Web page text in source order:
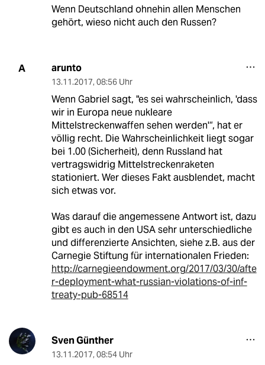
Wenn Deutschland ohnehin allen Menschen
gehört, wieso nicht auch den Russen?
A arunto
13.11.2017, 08:56 Uhr
Wenn Gabriel sagt, "es sei wahrscheinlich, 'dass
wir in Europa neue nukleare
Mittelstreckenwaffen sehen werden'“, hat er
völlig recht. Die Wahrscheinlichkeit liegt sogar
bei 1.00 (Sicherheit), denn Russland hat
vertragswidrig Mittelstreckenraketen
stationiert. Wer dieses Fakt ausblendet, macht
sich etwas vor.
Was darauf die angemessene Antwort ist, dazu
gibt es auch in den USA sehr unterschiedliche
und differenzierte Ansichten, siehe z.B. aus der
Carnegie Stiftung für internationalen Frieden:
http://carnegieendowment.org/2017/03/30/afte
r-deployment-what-russian-violations-of-inf-
treaty-pub-68514
Sven Günther
13.11.2017, 08:54 Uhr